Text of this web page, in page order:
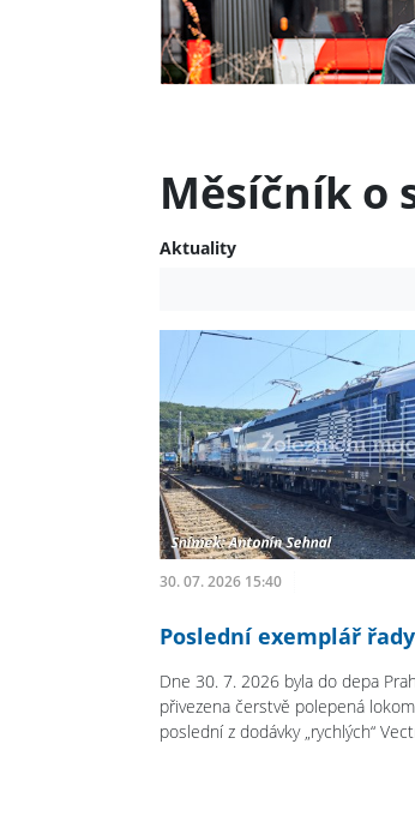
Měsíčník o
Aktuality
30. 07. 2026 15:40
Poslední exemplář
Dne 30. 7. 2026 byla do depa
přivezena čerstvě polepená
poslední z dodávky „rychlých“